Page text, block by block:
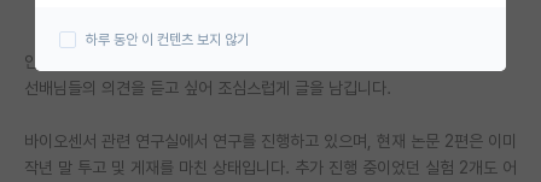
연구실(PI) 홍보 게시판
임용 정보 게시판
안녕하세요. 현재 서울 소재 대학원에서 석사 3학기 재학 중인 학생입니다.
선배님들의 의견을 듣고 싶어 조심스럽게 글을 남깁니다.
바이오센서 관련 연구실에서 연구를 진행하고 있으며, 현재 논문 2편은 이미
작년 말 투고 및 게재를 마친 상태입니다. 추가 진행 중이었던 실험 2개도 어
하루 동안 이 컨텐츠 보지 않기